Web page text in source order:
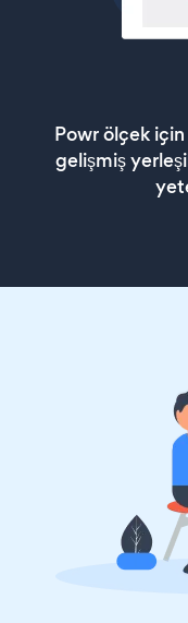
Powr ölçek için
gelişmiş